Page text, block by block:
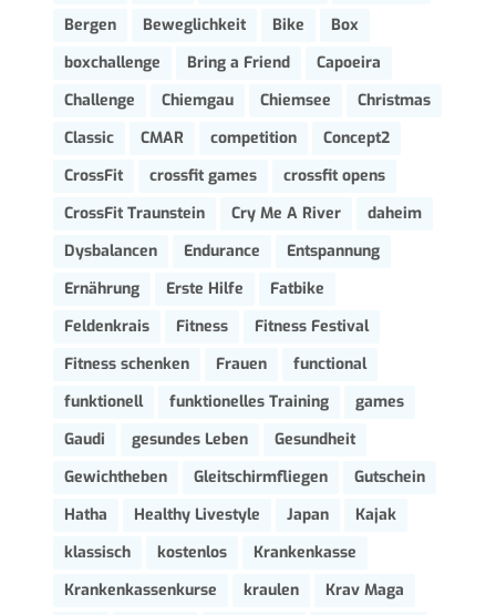
Bergen
Beweglichkeit Bike
Box
boxchallenge
Bring a Friend
Capoeira
Challenge
Chiemgau Chiemsee
Christmas
Classic
CMAR competition
Concept2
CrossFit
crossfit games
crossfit opens
CrossFit Traunstein
Cry Me A River
daheim
Dysbalancen
Endurance
Entspannung
Ernährung
Erste Hilfe
Fatbike
Feldenkrais
Fitness
Fitness Festival
Fitness schenken
Frauen
functional
funktionell
funktionelles Training
games
Gaudi
gesundes Leben
Gesundheit
Gewichtheben
Gleitschirmfliegen
Gutschein
Hatha
Healthy Livestyle Japan
Kajak
klassisch
kostenlos
Krankenkasse
Krankenkassenkurse
kraulen
Krav Maga